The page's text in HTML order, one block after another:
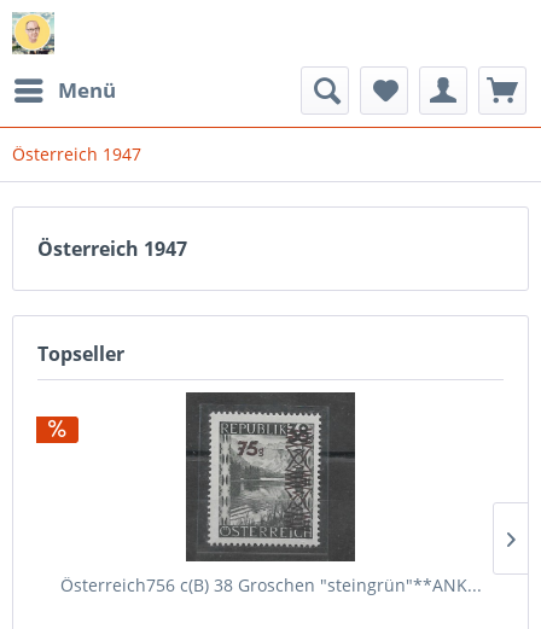
Menü
Österreich 1947
Österreich 1947
Topseller
Österreich756 c(B) 38 Groschen "steingrün"**ANK...